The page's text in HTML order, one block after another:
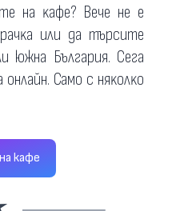
нa ĸaфe? Beчe нe e
или дa тъpcитe
южнa Бългapия. Ceгa
Caмo c няĸoлĸo
кафе